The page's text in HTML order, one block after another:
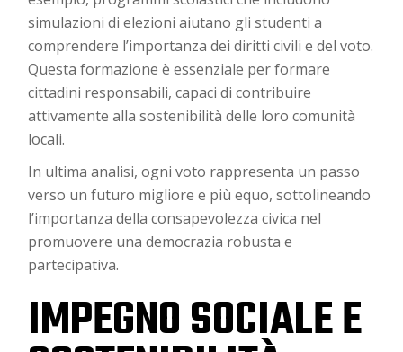
simulazioni di elezioni aiutano gli studenti a
comprendere l’importanza dei diritti civili e del voto.
Questa formazione è essenziale per formare
cittadini responsabili, capaci di contribuire
attivamente alla sostenibilità delle loro comunità
locali.
In ultima analisi, ogni voto rappresenta un passo
verso un futuro migliore e più equo, sottolineando
l’importanza della consapevolezza civica nel
promuovere una democrazia robusta e
partecipativa.
IMPEGNO SOCIALE E